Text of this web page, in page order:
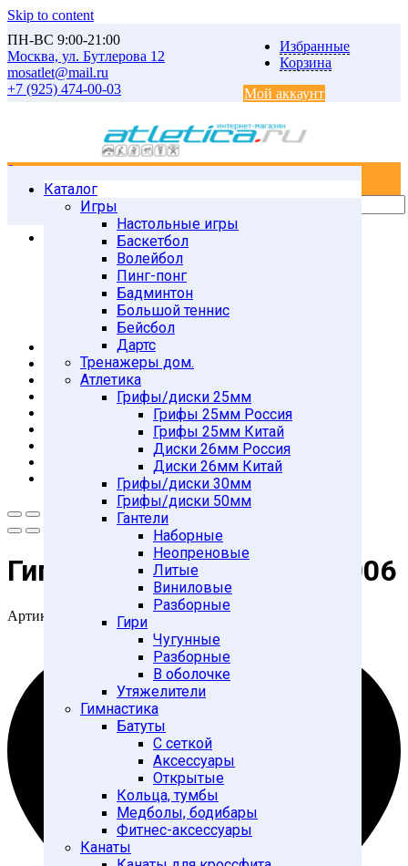
Skip to content
ПН-ВС 9:00-21:00
Москва, ул. Бутлерова 12
mosatlet@mail.ru
+7 (925) 474-00-03
Избранные
Корзина
Мой аккаунт
0
Каталог
Игры
Настольные игры
Баскетбол
Волейбол
Пинг-понг
Бадминтон
Большой теннис
Бейсбол
Дартс
Тренажеры дом.
Атлетика
Грифы/диски 25мм
Грифы 25мм Россия
Грифы 25мм Китай
Диски 26мм Россия
Диски 26мм Китай
Грифы/диски 30мм
Грифы/диски 50мм
Гантели
Наборные
Неопреновые
Литые
Виниловые
Разборные
Гири
Чугунные
Разборные
В оболочке
Утяжелители
Гимнастика
Батуты
С сеткой
Аксессуары
Открытые
Кольца, тумбы
Медболы, бодибары
Фитнес-аксессуары
Канаты
Главная
Товары
Гиперэкстензия DFC SJ1006
Гиперэкстензия DFC SJ1006
Артикул: Бренд:DFC